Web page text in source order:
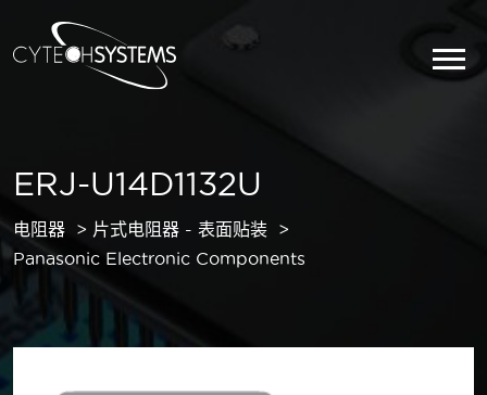
ERJ-U14D1132U
电阻器
片式电阻器 - 表面贴装
Panasonic Electronic Components